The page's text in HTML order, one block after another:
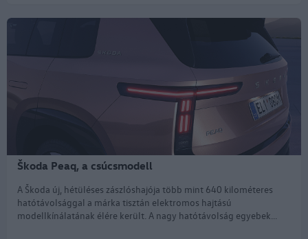
Škoda Peaq, a csúcsmodell
A Škoda új, hétüléses zászlóshajója több mint 640 kilométeres
hatótávolsággal a márka tisztán elektromos hajtású
modellkínálatának élére került. A nagy hatótávolság egyebek...